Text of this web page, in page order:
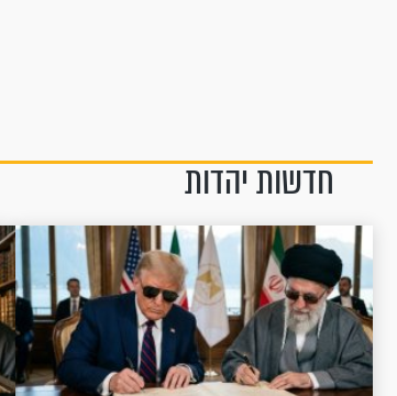
חדשות יהדות